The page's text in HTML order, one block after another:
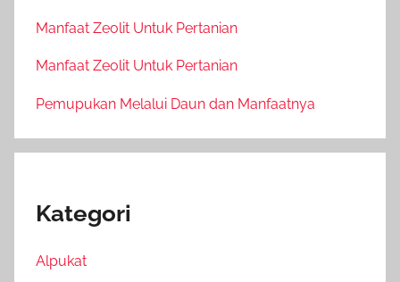
Manfaat Zeolit Untuk Pertanian
Manfaat Zeolit Untuk Pertanian
Pemupukan Melalui Daun dan Manfaatnya
Kategori
Alpukat